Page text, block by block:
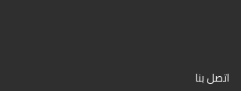
اتصل بنا